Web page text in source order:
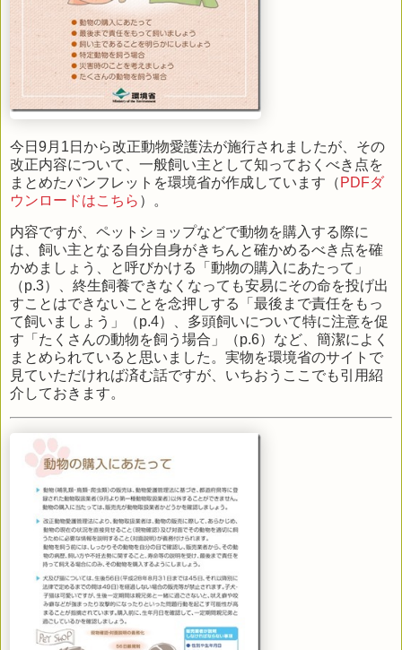
今日9月1日から改正動物愛護法が施行されましたが、その
改正内容について、一般飼い主として知っておくべき点を
まとめたパンフレットを環境省が作成しています（ PDFダ
ウンロードはこちら ）。
内容ですが、ペットショップなどで動物を購入する際に
は、飼い主となる自分自身がきちんと確かめるべき点を確
かめましょう、と呼びかける「動物の購入にあたって」
（p.3）、終生飼養できなくなっても安易にその命を投げ出
すことはできないことを念押しする「最後まで責任をもっ
て飼いましょう」（p.4）、多頭飼いについて特に注意を促
す「たくさんの動物を飼う場合」（p.6）など、簡潔によく
まとめられていると思いました。実物を環境省のサイトで
見ていただければ済む話ですが、いちおうここでも引用紹
介しておきます。